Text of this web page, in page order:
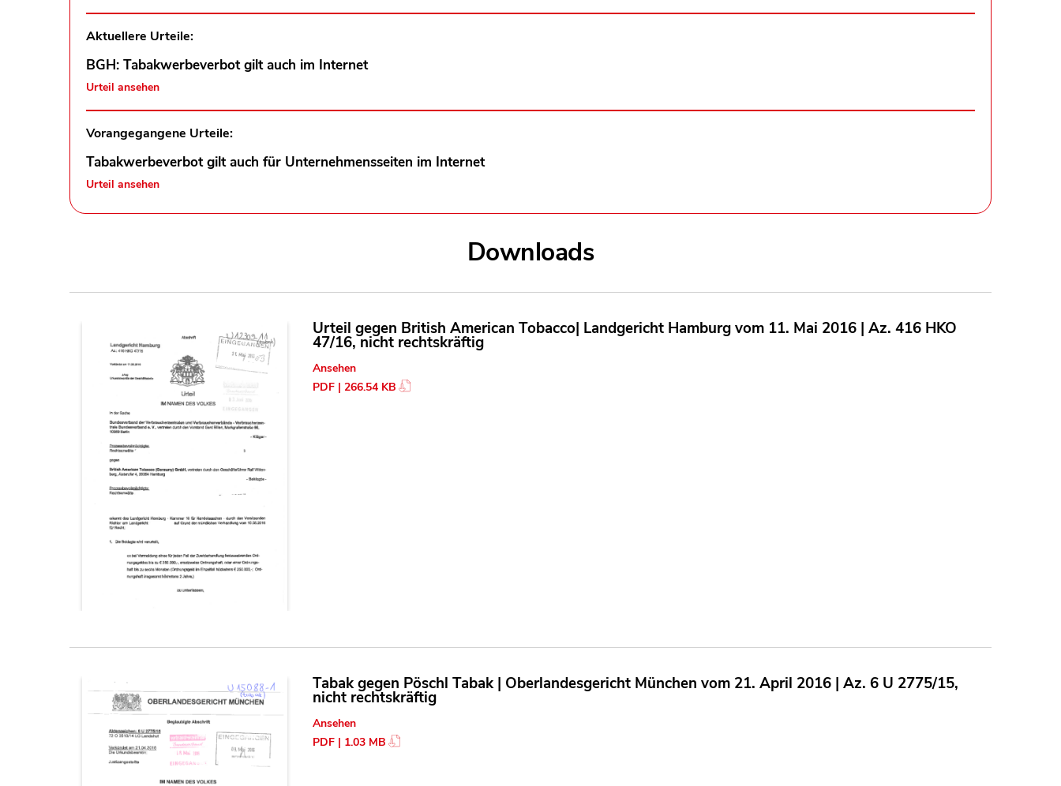
Aktuellere Urteile:
BGH: Tabakwerbeverbot gilt auch im Internet
Urteil ansehen
Vorangegangene Urteile:
Tabakwerbeverbot gilt auch für Unternehmensseiten im Internet
Urteil ansehen
Downloads
Urteil gegen British American Tobacco| Landgericht Hamburg vom 11. Mai 2016 | Az. 416 HKO
47/16, nicht rechtskräftig
Ansehen
PDF | 266.54 KB
Tabak gegen Pöschl Tabak | Oberlandesgericht München vom 21. April 2016 | Az. 6 U 2775/15,
nicht rechtskräftig
Ansehen
PDF | 1.03 MB